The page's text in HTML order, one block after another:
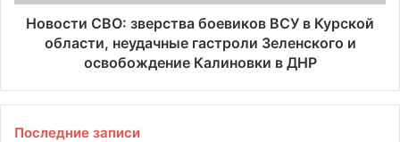
Новости СВО: зверства боевиков ВСУ в Курской
области, неудачные гастроли Зеленского и
освобождение Калиновки в ДНР
Последние записи